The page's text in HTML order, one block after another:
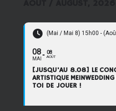
(Mai / Mai 8) 15h00 -
08
MAI
08
AOÛT
[JUSQU'AU 8.08] LE
ARTISTIQUE
TOI DE JOUER !